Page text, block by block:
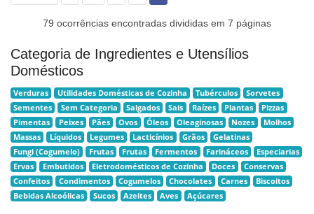
79 ocorrências encontradas divididas em 7 páginas
Categoria de Ingredientes e Utensílios
Domésticos
Verduras Utilidades Domésticas de Cozinha Tubérculos
Sorvetes
Sementes
Sem Categoria Salgados Sais Raízes Plantas
Pizzas
Pimentas
Peixes Pães Ovos Óleos Oleaginosas Nozes
Molhos
Massas
Líquidos Legumes Lacticínios Grãos
Gelatinas
Fungi (Cogumelo)
Frutas Frutas Fermentos Farináceos
Especiarias
Ervas
Embutidos Eletrodomésticos de Cozinha Doces
Conservas
Confeitos
Condimentos Cogumelos Chocolates Carnes
Biscoitos
Bebidas Alcoólicas
Sucos Azeites Aves Açúcares